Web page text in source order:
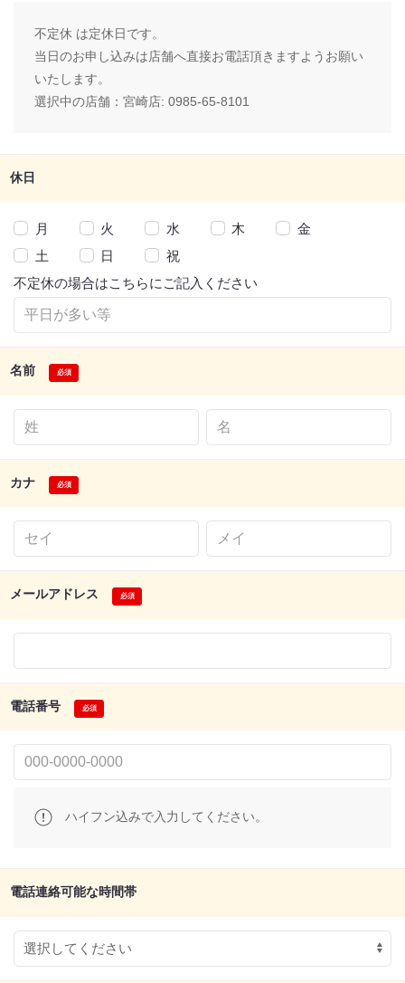
不定休 は定休日です。
当日のお申し込みは店舗へ直接お電話頂きますようお願い
いたします。
選択中の店舗： 宮崎店: 0985-65-8101
休日
月 火 水 木
金
土
日
祝
不定休の場合はこちらにご記入ください
名前
カナ
メールアドレス
電話番号
ハイフン込みで入力してください。
電話連絡可能な時間帯